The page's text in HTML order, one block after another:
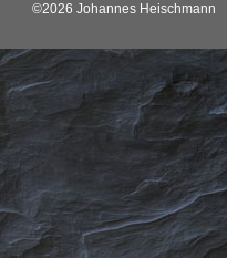
©2026 Johannes Heischmann